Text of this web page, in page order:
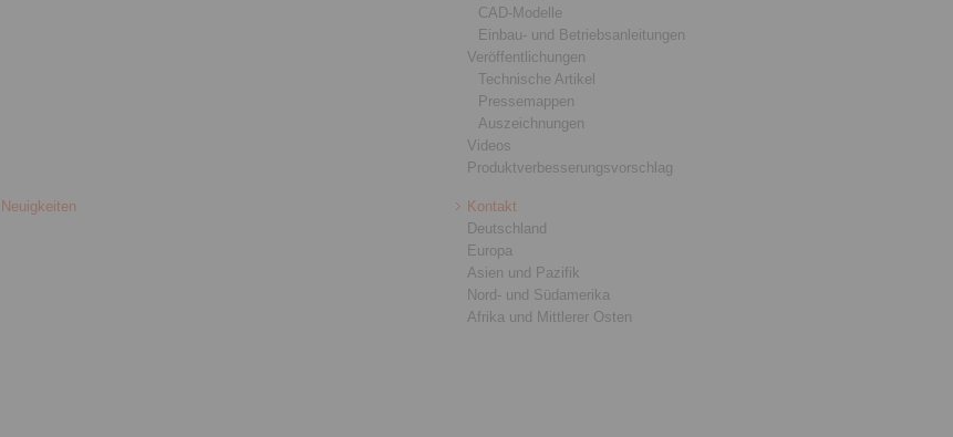
CAD-Modelle
Einbau- und Betriebsanleitungen
Veröffentlichungen
Technische Artikel
Pressemappen
Auszeichnungen
Videos
Produktverbesserungsvorschlag
Neuigkeiten
Kontakt
Deutschland
Europa
Asien und Pazifik
Nord- und Südamerika
Afrika und Mittlerer Osten